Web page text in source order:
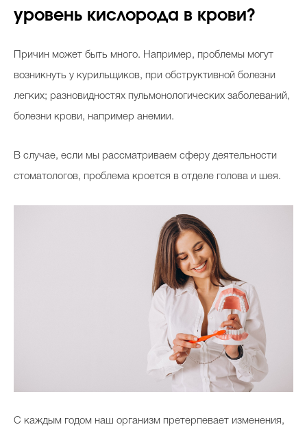
Celebrity дня
уровень кислорода в крови?
Причин может быть много. Например, проблемы могут
возникнуть у курильщиков, при обструктивной болезни
легких; разновидностях пульмонологических заболеваний,
болезни крови, например анемии.
В случае, если мы рассматриваем сферу деятельности
стоматологов, проблема кроется в отделе голова и шея.
С каждым годом наш организм претерпевает изменения,